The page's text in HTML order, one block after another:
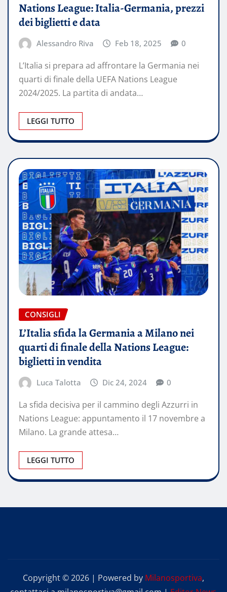
Nations League: Italia-Germania, prezzi
dei biglietti e data
Alessandro Riva Feb 18, 2025 0
L’Italia si prepara ad affrontare la Germania nei
quarti di finale della UEFA Nations League
2024/2025. La partita di andata…
LEGGI TUTTO
CONSIGLI
L’Italia sfida la Germania a Milano nei
quarti di finale della Nations League:
biglietti in vendita
Luca Talotta Dic 24, 2024 0
La sfida decisiva per il cammino degli Azzurri in
Nations League: appuntamento il 17 novembre a
Milano. La grande attesa…
LEGGI TUTTO
Copyright © 2026 | Powered by Milanosportiva,